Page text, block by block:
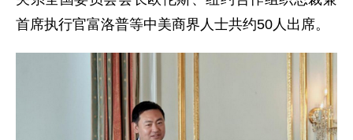
首席执行官富洛普等中美商界人士共约50人出席。